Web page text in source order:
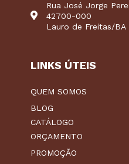
Rua José Jorge
42700-000
Lauro de Freitas/BA
LINKS ÚTEIS
QUEM SOMOS
BLOG
CATÁLOGO
ORÇAMENTO
PROMOÇÃO